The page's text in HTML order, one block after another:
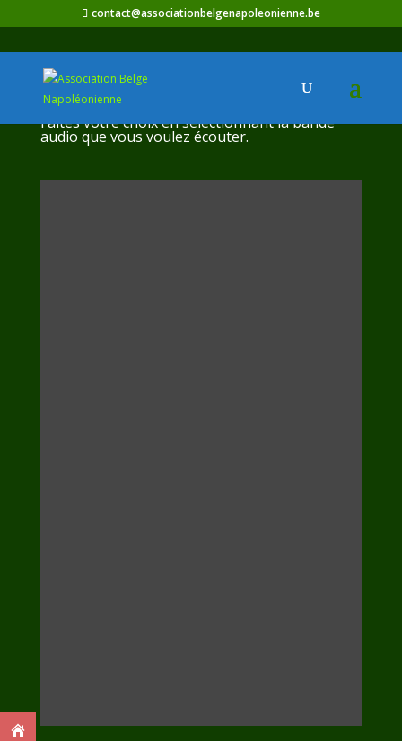
contact@associationbelgenapoleonienne.be
Audios – Chants anglais
Faites votre choix en sélectionnant la bande
audio que vous voulez écouter.